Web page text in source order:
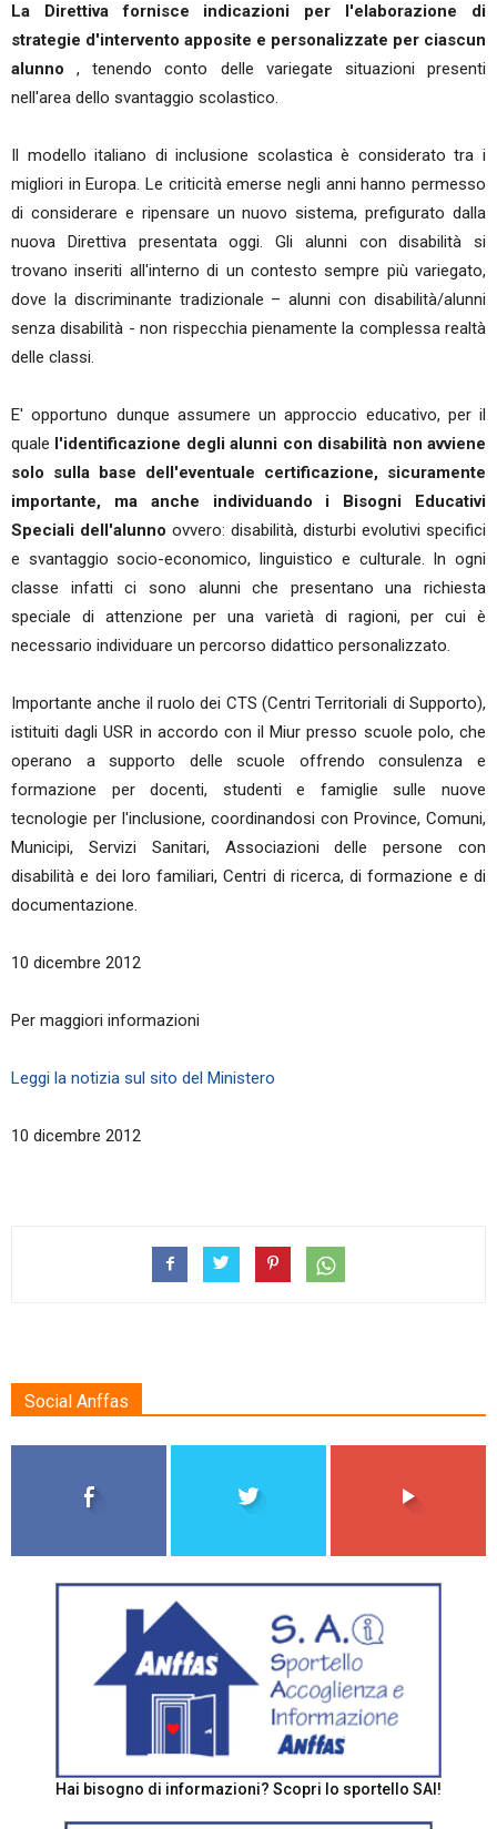
La Direttiva fornisce indicazioni per l'elaborazione di
strategie d'intervento apposite e personalizzate per ciascun
alunno , tenendo conto delle variegate situazioni presenti
nell'area dello svantaggio scolastico.
Il modello italiano di inclusione scolastica è considerato tra i
migliori in Europa. Le criticità emerse negli anni hanno permesso
di considerare e ripensare un nuovo sistema, prefigurato dalla
nuova Direttiva presentata oggi. Gli alunni con disabilità si
trovano inseriti all'interno di un contesto sempre più variegato,
dove la discriminante tradizionale – alunni con disabilità/alunni
senza disabilità - non rispecchia pienamente la complessa realtà
delle classi.
E' opportuno dunque assumere un approccio educativo, per il
quale l'identificazione degli alunni con disabilità non avviene
solo sulla base dell'eventuale certificazione, sicuramente
importante, ma anche individuando i Bisogni Educativi
Speciali dell'alunno ovvero: disabilità, disturbi evolutivi specifici
e svantaggio socio-economico, linguistico e culturale. In ogni
classe infatti ci sono alunni che presentano una richiesta
speciale di attenzione per una varietà di ragioni, per cui è
necessario individuare un percorso didattico personalizzato.
Importante anche il ruolo dei CTS (Centri Territoriali di Supporto),
istituiti dagli USR in accordo con il Miur presso scuole polo, che
operano a supporto delle scuole offrendo consulenza e
formazione per docenti, studenti e famiglie sulle nuove
tecnologie per l'inclusione, coordinandosi con Province, Comuni,
Municipi, Servizi Sanitari, Associazioni delle persone con
disabilità e dei loro familiari, Centri di ricerca, di formazione e di
documentazione.
10 dicembre 2012
Per maggiori informazioni
Leggi la notizia sul sito del Ministero
10 dicembre 2012
Social Anffas
Hai bisogno di informazioni? Scopri lo sportello SAI!